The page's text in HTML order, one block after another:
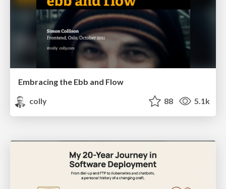
Embracing the Ebb and Flow
colly
88 5.1k